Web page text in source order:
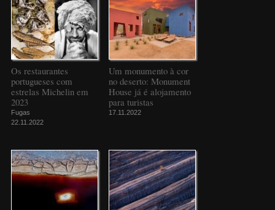
Os restaurantes
portugueses com
estrelas Michelin em
2023
Fugas
22.11.2022
Um monumento à cor
no deserto: Monument
House já é alojamento
para turistas
17.11.2022